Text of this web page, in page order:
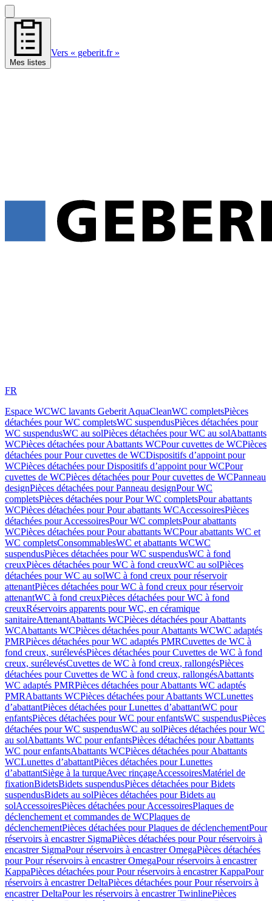
Mes listes
Vers « geberit.fr »
FR
Espace WCWC lavants Geberit AquaCleanWC completsPièces
détachées pour WC completsWC suspendusPièces détachées pour
WC suspendusWC au solPièces détachées pour WC au solAbattants
WCPièces détachées pour Abattants WCPour cuvettes de WCPièces
détachées pour Pour cuvettes de WCDispositifs d’appoint pour
WCPièces détachées pour Dispositifs d’appoint pour WCPour
cuvettes de WCPièces détachées pour Pour cuvettes de WCPanneau
designPièces détachées pour Panneau designPour WC
completsPièces détachées pour Pour WC completsPour abattants
WCPièces détachées pour Pour abattants WCAccessoiresPièces
détachées pour AccessoiresPour WC completsPour abattants
WCPièces détachées pour Pour abattants WCPour abattants WC et
WC completsConsommablesWC et abattants WCWC
suspendusPièces détachées pour WC suspendusWC à fond
creuxPièces détachées pour WC à fond creuxWC au solPièces
détachées pour WC au solWC à fond creux pour réservoir
attenantPièces détachées pour WC à fond creux pour réservoir
attenantWC à fond creuxPièces détachées pour WC à fond
creuxRéservoirs apparents pour WC, en céramique
sanitaireAttenantAbattants WCPièces détachées pour Abattants
WCAbattants WCPièces détachées pour Abattants WCWC adaptés
PMRPièces détachées pour WC adaptés PMRCuvettes de WC à
fond creux, surélevésPièces détachées pour Cuvettes de WC à fond
creux, surélevésCuvettes de WC à fond creux, rallongésPièces
détachées pour Cuvettes de WC à fond creux, rallongésAbattants
WC adaptés PMRPièces détachées pour Abattants WC adaptés
PMRAbattants WCPièces détachées pour Abattants WCLunettes
d’abattantPièces détachées pour Lunettes d’abattantWC pour
enfantsPièces détachées pour WC pour enfantsWC suspendusPièces
détachées pour WC suspendusWC au solPièces détachées pour WC
au solAbattants WC pour enfantsPièces détachées pour Abattants
WC pour enfantsAbattants WCPièces détachées pour Abattants
WCLunettes d’abattantPièces détachées pour Lunettes
d’abattantSiège à la turqueAvec rinçageAccessoiresMatériel de
fixationBidetsBidets suspendusPièces détachées pour Bidets
suspendusBidets au solPièces détachées pour Bidets au
solAccessoiresPièces détachées pour AccessoiresPlaques de
déclenchement et commandes de WCPlaques de
déclenchementPièces détachées pour Plaques de déclenchementPour
réservoirs à encastrer SigmaPièces détachées pour Pour réservoirs à
encastrer SigmaPour réservoirs à encastrer OmegaPièces détachées
pour Pour réservoirs à encastrer OmegaPour réservoirs à encastrer
KappaPièces détachées pour Pour réservoirs à encastrer KappaPour
réservoirs à encastrer DeltaPièces détachées pour Pour réservoirs à
encastrer DeltaPour les réservoirs à encastrer TwinlinePièces